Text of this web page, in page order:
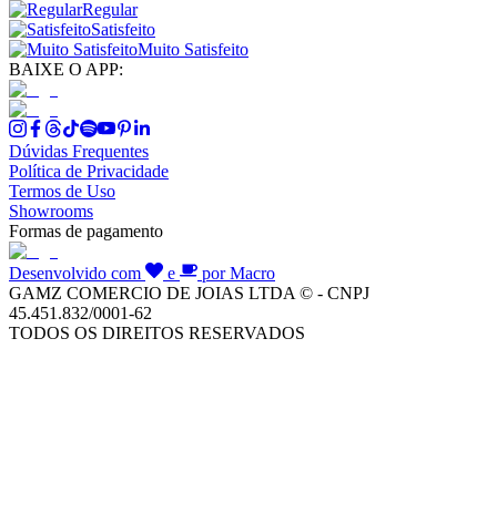
Regular
Satisfeito
Muito Satisfeito
BAIXE O APP:
Dúvidas Frequentes
Política de Privacidade
Termos de Uso
Showrooms
Formas de pagamento
Desenvolvido com e
por Macro
GAMZ COMERCIO DE JOIAS LTDA © - CNPJ
45.451.832/0001-62
TODOS OS DIREITOS RESERVADOS